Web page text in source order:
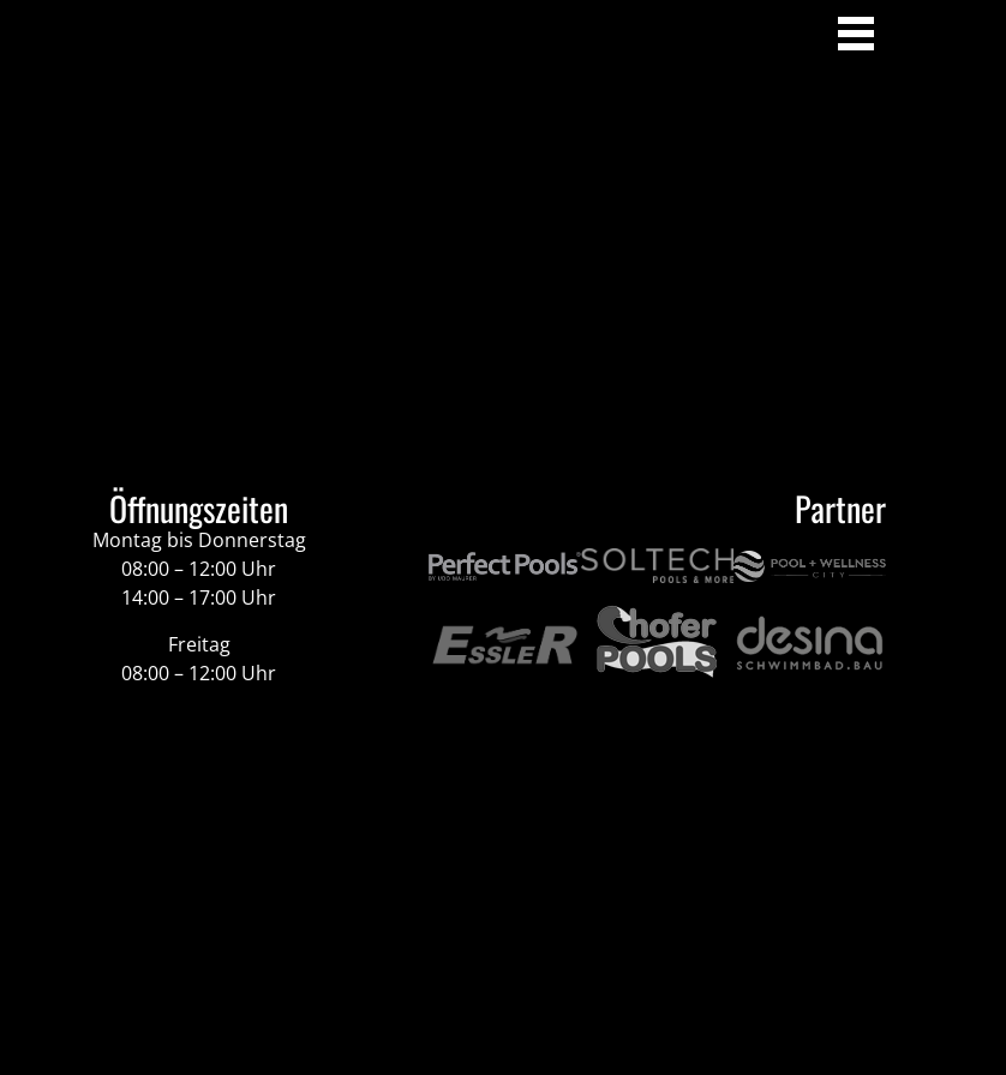
Öffnungszeiten
Montag bis Donnerstag
08:00 – 12:00 Uhr
14:00 – 17:00 Uhr
Freitag
08:00 – 12:00 Uhr
Partner